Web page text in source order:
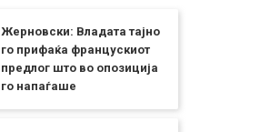
Жерновски: Владата тајно
го прифаќа францускиот
предлог што во опозиција
го напаѓаше